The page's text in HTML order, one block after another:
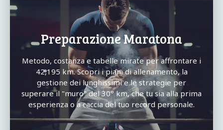
Preparazione Maratona
Metodo, costanza e tabelle mirate per affrontare i
42,195 km. Scopri i piani di allenamento, la
gestione dei lunghissimi e le strategie per
superare il "muro" del 30° km, che tu sia alla prima
esperienza o a caccia del tuo record personale.